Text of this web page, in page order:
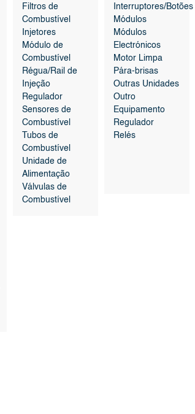
Filtros de
Combustível
Injetores
Módulo de
Combustível
Régua/Rail de
Injeção
Regulador
Sensores de
Combustível
Tubos de
Combustível
Unidade de
Alimentação
Válvulas de
Combustível
Interruptores/Botões
Módulos
Módulos
Electrónicos
Motor Limpa
Pára-brisas
Outras Unidades
Outro
Equipamento
Regulador
Relés